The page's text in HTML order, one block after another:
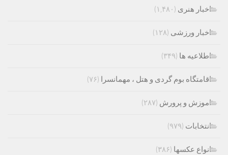
اخبار هنری (۱,۴۸۰)
اخبار ورزشی (۱۲۸)
اطلاعیه ها (۳۴۹)
اقامتگاه بوم گردی و هتل ، مهمانسرا (۷۶)
اموزش و پرورش (۲۸۷)
انتخابات (۹۷۹)
انواع عکسها (۳۸۶)